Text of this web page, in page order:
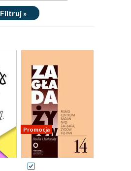
Filtruj »
Promocja